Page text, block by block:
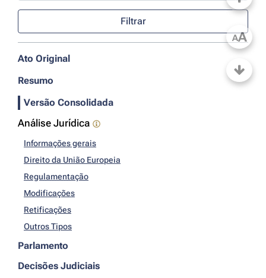
Use a tecla de seta para baixo para abrir o calendário; Use as
Filtrar
Ato Original
Resumo
Versão Consolidada
Análise Jurídica
Informações gerais
Direito da União Europeia
Regulamentação
Modificações
Retificações
Outros Tipos
Parlamento
Decisões Judiciais
AA